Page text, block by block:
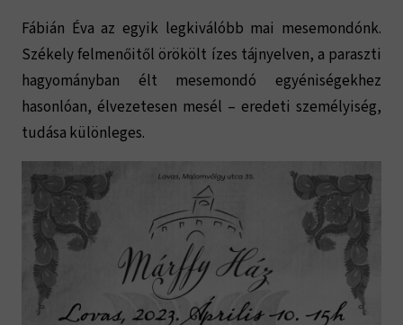
Fábián Éva az egyik legkiválóbb mai mesemondónk.
Székely felmenőitől örökölt ízes tájnyelven, a paraszti
hagyományban élt mesemondó egyéniségekhez
hasonlóan, élvezetesen mesél – eredeti személyiség,
tudása különleges.